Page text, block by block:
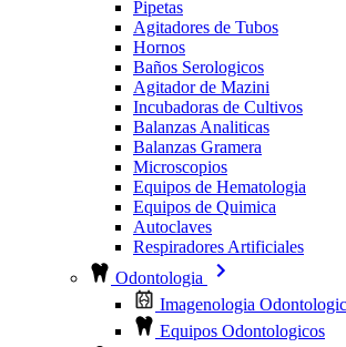
Pipetas
Agitadores de Tubos
Hornos
Baños Serologicos
Agitador de Mazini
Incubadoras de Cultivos
Balanzas Analiticas
Balanzas Gramera
Microscopios
Equipos de Hematologia
Equipos de Quimica
Autoclaves
Respiradores Artificiales
Odontologia
Imagenologia
Equipos Odontologicos